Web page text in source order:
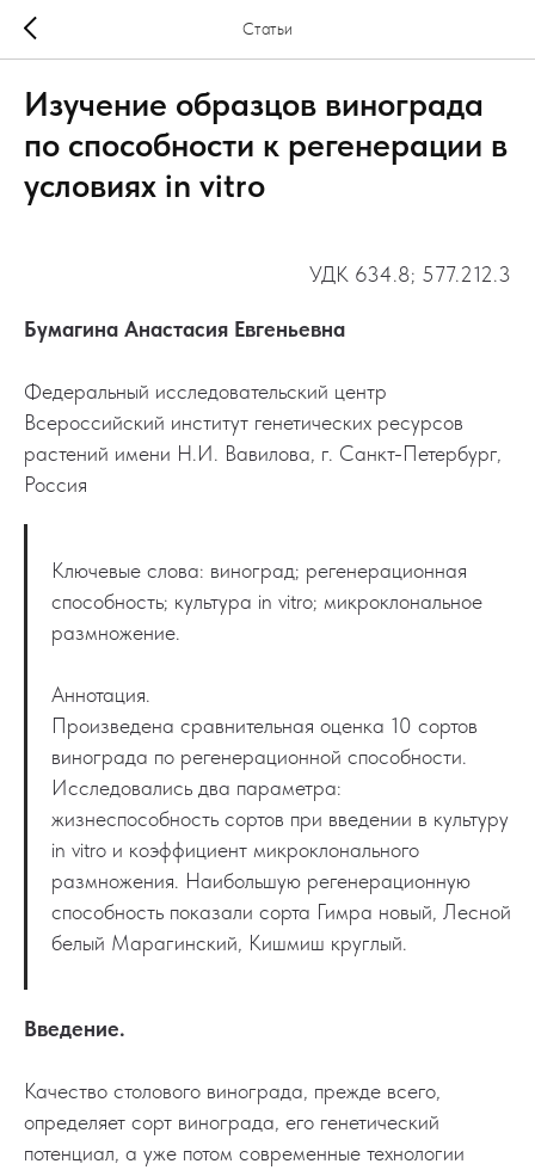
Статьи
Изучение образцов винограда
по способности к регенерации в
условиях in vitro
УДК 634.8; 577.212.3
Бумагина Анастасия Евгеньевна
Федеральный исследовательский центр
Всероссийский институт генетических ресурсов
растений имени Н.И. Вавилова, г. Санкт-Петербург,
Россия
Ключевые слова: виноград; регенерационная
способность; культура in vitro; микроклональное
размножение.
Аннотация.
Произведена сравнительная оценка 10 сортов
винограда по регенерационной способности.
Исследовались два параметра:
жизнеспособность сортов при введении в культуру
in vitro и коэффициент микроклонального
размножения. Наибольшую регенерационную
способность показали сорта Гимра новый, Лесной
белый Марагинский, Кишмиш круглый.
Введение.
Качество столового винограда, прежде всего,
определяет сорт винограда, его генетический
потенциал, а уже потом современные технологии